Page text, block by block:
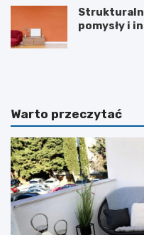
pomysły i
S
t
u
r
a
l
n
e
ś
c
S
c
z
k
i
s
z
k
l
a
Warto przeczytać